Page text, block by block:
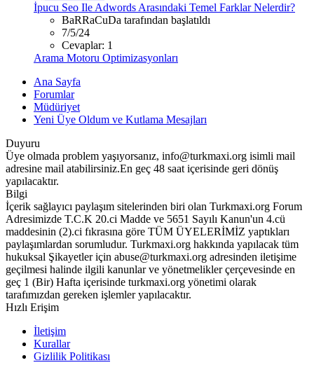
İpucu Seo Ile Adwords Arasındaki Temel Farklar Nelerdir?
BaRRaCuDa tarafından başlatıldı
7/5/24
Cevaplar: 1
Arama Motoru Optimizasyonları
Ana Sayfa
Forumlar
Müdüriyet
Yeni Üye Oldum ve Kutlama Mesajları
Duyuru
Üye olmada problem yaşıyorsanız, info@turkmaxi.org isimli mail
adresine mail atabilirsiniz.En geç 48 saat içerisinde geri dönüş
yapılacaktır.
Bilgi
İçerik sağlayıcı paylaşım sitelerinden biri olan Turkmaxi.org Forum
Adresimizde T.C.K 20.ci Madde ve 5651 Sayılı Kanun'un 4.cü
maddesinin (2).ci fıkrasına göre TÜM ÜYELERİMİZ yaptıkları
paylaşımlardan sorumludur. Turkmaxi.org hakkında yapılacak tüm
hukuksal Şikayetler için abuse@turkmaxi.org adresinden iletişime
geçilmesi halinde ilgili kanunlar ve yönetmelikler çerçevesinde en
geç 1 (Bir) Hafta içerisinde turkmaxi.org yönetimi olarak
tarafımızdan gereken işlemler yapılacaktır.
Hızlı Erişim
İletişim
Kurallar
Gizlilik Politikası